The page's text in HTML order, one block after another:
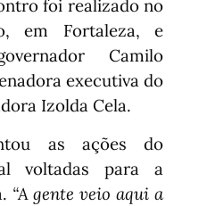
foi realizado no
em Fortaleza, e
Camilo
executiva do
Izolda Cela.
as ações do
voltadas para a
“A gente veio aqui a